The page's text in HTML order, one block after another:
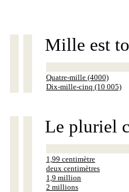
Mille est
Quatre-mille (4000)
Dix-mille-cinq (10 005)
Le pluriel
1,99 centimètre
deux centimètres
1,9 million
2 millions